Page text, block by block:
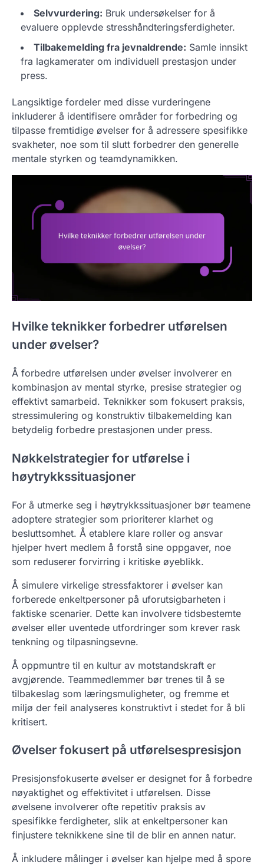
Selvvurdering: Bruk undersøkelser for å
evaluere opplevde stresshåndteringsferdigheter.
Tilbakemelding fra jevnaldrende: Samle innsikt
fra lagkamerater om individuell prestasjon under
press.
Langsiktige fordeler med disse vurderingene
inkluderer å identifisere områder for forbedring og
tilpasse fremtidige øvelser for å adressere spesifikke
svakheter, noe som til slutt forbedrer den generelle
mentale styrken og teamdynamikken.
Hvilke teknikker forbedrer utførelsen
under øvelser?
Å forbedre utførelsen under øvelser involverer en
kombinasjon av mental styrke, presise strategier og
effektivt samarbeid. Teknikker som fokusert praksis,
stressimulering og konstruktiv tilbakemelding kan
betydelig forbedre prestasjonen under press.
Nøkkelstrategier for utførelse i
høytrykkssituasjoner
For å utmerke seg i høytrykkssituasjoner bør teamene
adoptere strategier som prioriterer klarhet og
besluttsomhet. Å etablere klare roller og ansvar
hjelper hvert medlem å forstå sine oppgaver, noe
som reduserer forvirring i kritiske øyeblikk.
Å simulere virkelige stressfaktorer i øvelser kan
forberede enkeltpersoner på uforutsigbarheten i
faktiske scenarier. Dette kan involvere tidsbestemte
øvelser eller uventede utfordringer som krever rask
tenkning og tilpasningsevne.
Å oppmuntre til en kultur av motstandskraft er
avgjørende. Teammedlemmer bør trenes til å se
tilbakeslag som læringsmuligheter, og fremme et
miljø der feil analyseres konstruktivt i stedet for å bli
kritisert.
Øvelser fokusert på utførelsespresisjon
Presisjonsfokuserte øvelser er designet for å forbedre
nøyaktighet og effektivitet i utførelsen. Disse
øvelsene involverer ofte repetitiv praksis av
spesifikke ferdigheter, slik at enkeltpersoner kan
finjustere teknikkene sine til de blir en annen natur.
Å inkludere målinger i øvelser kan hjelpe med å spore